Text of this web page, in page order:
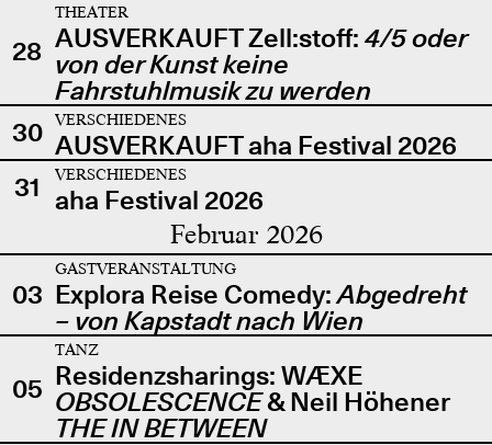
28
THEATER
AUSVERKAUFT Zell:stoff: 4/5 oder
von der Kunst keine
Fahrstuhlmusik zu werden
30
VERSCHIEDENES
AUSVERKAUFT aha Festival 2026
31
VERSCHIEDENES
aha Festival 2026
Februar 2026
03
GASTVERANSTALTUNG
Explora Reise Comedy:Abgedreht
– von Kapstadt nach Wien
05
TANZ
Residenzsharings: WÆXE
OBSOLESCENCE& Neil Höhener
THE IN BETWEEN